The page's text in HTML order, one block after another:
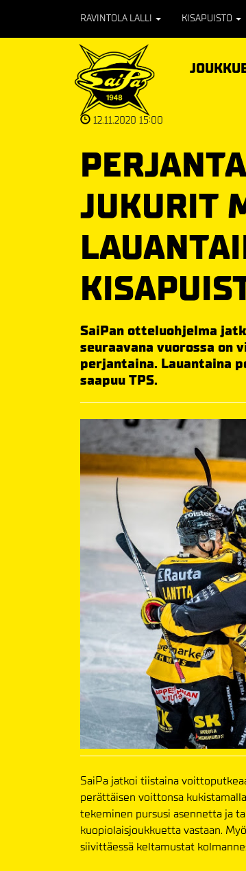
RAVINTOLA LALLI KISAPUISTO
12.11.2020 15:00
JUKURIT
SaiPan otteluohjelma
seuraavana vuorossa on
perjantaina. Lauantaina
saapuu TPS.
SaiPa jatkoi tiistaina
perättäisen voittonsa
tekeminen pursusi asennetta ja
kuopiolaisjoukkuetta vastaan.
siivittäessä keltamustat